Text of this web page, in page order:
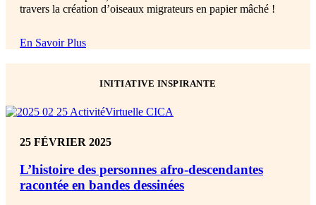
travers la création d’oiseaux migrateurs en papier mâché !
En Savoir Plus
INITIATIVE INSPIRANTE
25 FÉVRIER 2025
L’histoire des personnes afro-descendantes
racontée en bandes dessinées